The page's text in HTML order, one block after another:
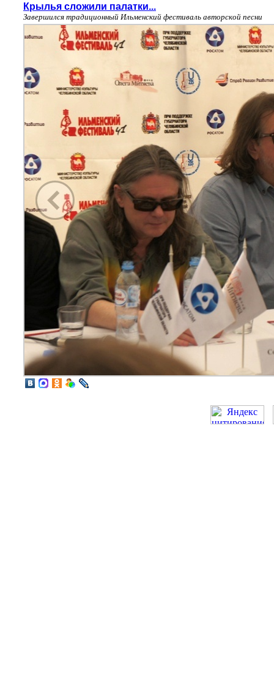
Крылья сложили палатки...
Завершился традиционный Ильменский фестиваль авторской песни